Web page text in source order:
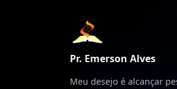
Pr. Emerson Alves
Meu desejo é alcançar